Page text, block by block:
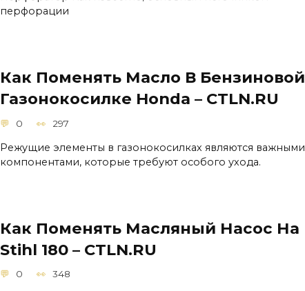
перфорации
Как Поменять Масло В Бензиновой
Газонокосилке Honda – CTLN.RU
0 297
Режущие элементы в газонокосилках являются важными
компонентами, которые требуют особого ухода.
Как Поменять Масляный Насос На
Stihl 180 – CTLN.RU
0 348